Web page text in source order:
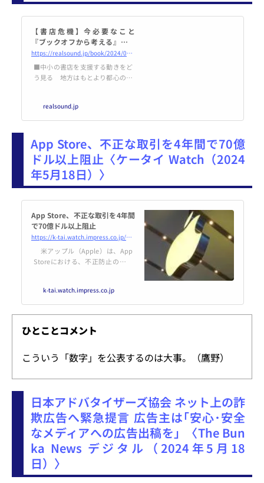
【書店危機】今必要なこと
『ブックオフから考える』谷頭
和希が提言する“せんだら需
要”と“非画一性”
https://realsound.jp/book/2024/05/post-1663397.html
■中小の書店を支援する動きをど
う見る 地方はもとより都心の大
情勢は厳しさを増している印象を
受ける。個人の嗜好やニーズが多
する中、書店はどのようにあるべ
きなのか。『ブックオフから考
え…
realsound.jp
App Store、不正な取引を4年間で70億
ドル以上阻止〈ケータイ Watch（2024
年5月18日）〉
App Store、不正な取引を4年間
で70億ドル以上阻止
https://k-tai.watch.impress.co.jp/docs/news/1592532.html
米アップル（Apple）は、App
Storeにおける、不正防止の取り
k-tai.watch.impress.co.jp
ひとことコメント
こういう「数字」を公表するのは大事。（鷹野）
日本アドバタイザーズ協会 ネット上の詐
欺広告へ緊急提言 広告主は｢安心･安全
なメディアへの広告出稿を」〈The Bun
ka News デジタル（2024年5月18
日）〉